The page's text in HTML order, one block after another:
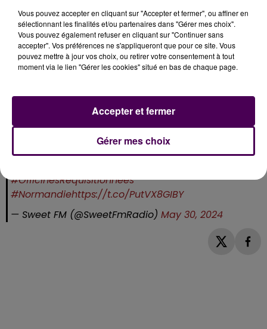
Pharmacie du château, à Louviers
Pharmacie Duhamel, à Perriers-sur-Andelle
Pharmacie Auzerais-Muta, à Routot
Pharmacie Marais, à Verneuil-sur-Avre
Grande pharmacie Terre de Seine, à Vernon
... A LIRE AUSSI :
Voici la liste des pharmacies ouvertes en ce jeudi
#OfficinesRequisitionnees
#Normandiehttps://t.co/PutVX8GIBY
— Sweet FM (@SweetFmRadio) May 30, 2024
Vous pouvez accepter en cliquant sur "Accepter et fermer", ou affiner en
sélectionnant les finalités et/ou partenaires dans "Gérer mes choix".
Vous pouvez également refuser en cliquant sur "Continuer sans
accepter". Vos préférences ne s'appliqueront que pour ce site. Vous
pouvez mettre à jour vos choix, ou retirer votre consentement à tout
moment via le lien "Gérer les cookies" situé en bas de chaque page.
Gérer mes choix
Accepter et fermer